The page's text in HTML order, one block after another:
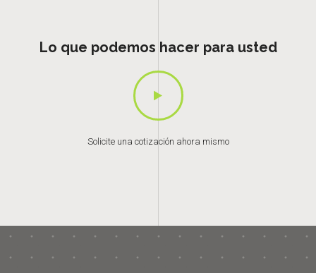
Lo que podemos hacer para usted
Solicite una cotización ahora mismo